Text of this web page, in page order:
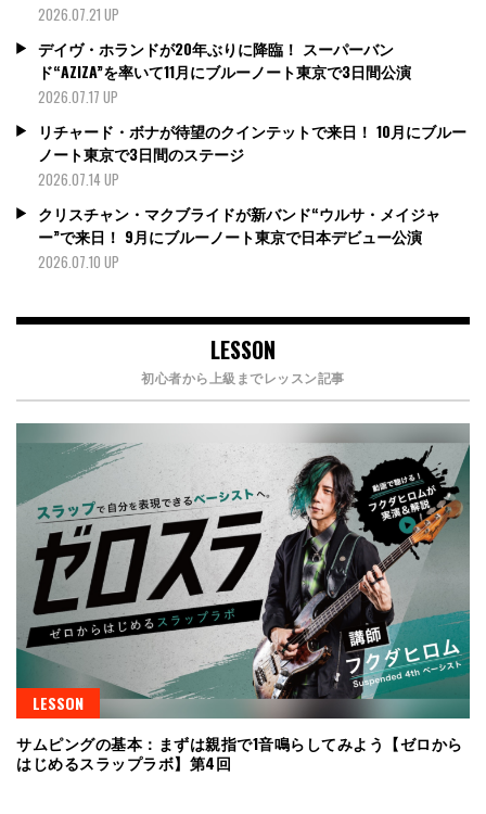
2026.07.21 UP
デイヴ・ホランドが20年ぶりに降臨！ スーパーバン
ド“AZIZA”を率いて11月にブルーノート東京で3日間公演
2026.07.17 UP
リチャード・ボナが待望のクインテットで来日！ 10月にブルー
ノート東京で3日間のステージ
2026.07.14 UP
クリスチャン・マクブライドが新バンド“ウルサ・メイジャ
ー”で来日！ 9月にブルーノート東京で日本デビュー公演
2026.07.10 UP
LESSON
初心者から上級までレッスン記事
LESSON
サムピングの基本：まずは親指で1音鳴らしてみよう【ゼロから
はじめるスラップラボ】第4回